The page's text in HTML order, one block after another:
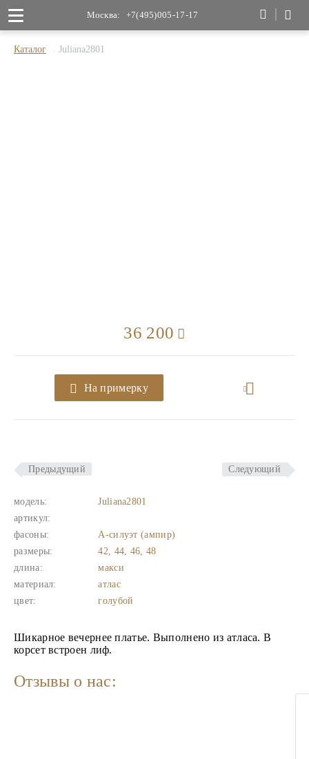
Москва: +7(495)005-17-17
Каталог Juliana2801
36 200
На примерку
Предыдущий Следующий
модель:
Juliana2801
артикул:
фасоны:
А-силуэт (ампир)
размеры:
42, 44, 46, 48
длина:
макси
материал:
атлас
цвет:
голубой
Шикарное вечернее платье. Выполнено из атласа. В
корсет встроен лиф.
Отзывы о нас: